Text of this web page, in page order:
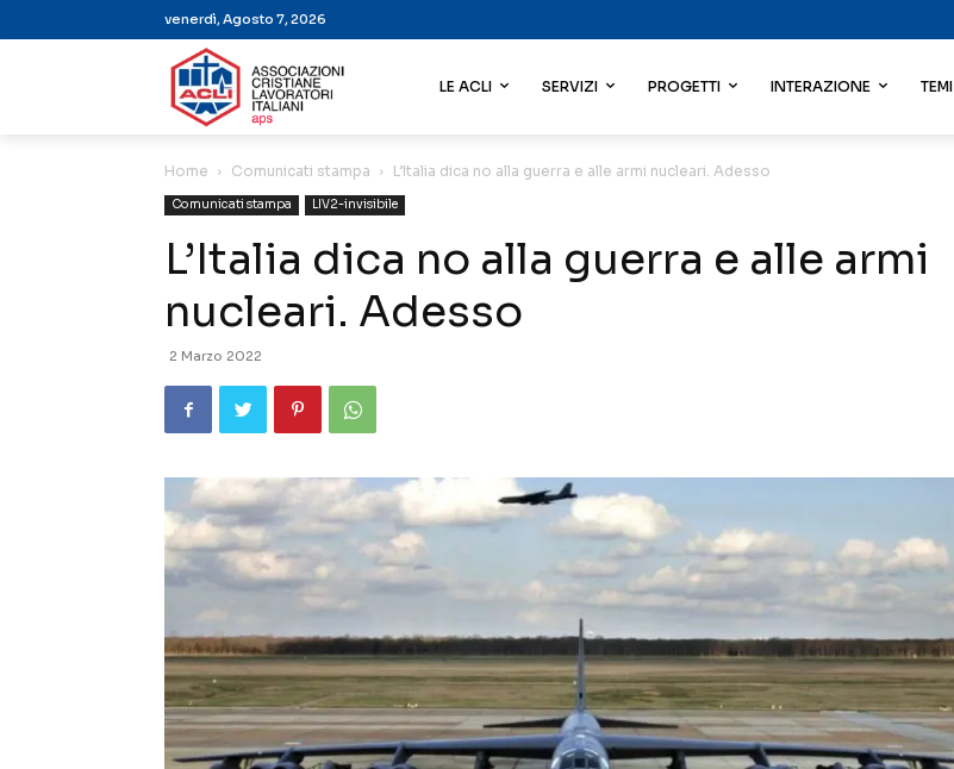
venerdì, Agosto 7, 2026
LE ACLI SERVIZI PROGETTI INTERAZIONE TEMI
Home Comunicati stampa L’Italia dica no alla guerra e alle armi nucleari. Adesso
Comunicati stampa LIV2-invisibile
L’Italia dica no alla guerra e alle armi
nucleari. Adesso
2 Marzo 2022